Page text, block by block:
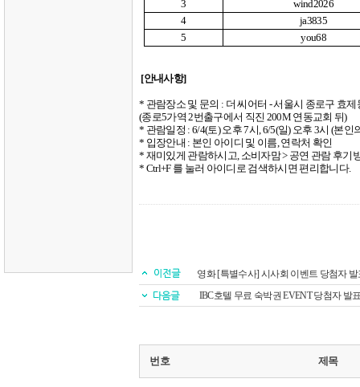
3
wind2026
4
ja3835
5
you68
[안내사항]
* 관람장소 및 문의 : 더 씨어터 -서울시 종로구 효제
(종로5가역 2번출구에서 직진 200M 연동교회 뒤)
* 관람일정 : 6/4(토)오후7시, 6/5(일) 오후 3시 (본인
* 입장안내 : 본인 아이디 및 이름,연락처 확인
* 재미있게 관람하시고, 소비자맘> 공연 관람 후기
* Ctrl+F 를 눌러 아이디로 검색하시면 편리합니다.
영화 [특별수사] 시사회 이벤트 당첨자 발
IBC호텔 무료 숙박권 EVENT 당첨자 발
번호 제목